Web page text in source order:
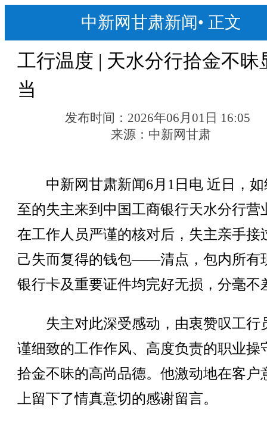
中新网甘肃新闻• 正文
工行温度 | 天水分行拾金不昧
当
发布时间： 2026年06月01日 16:05
来源： 中新网甘肃
中新网甘肃新闻6月1日电 近日，如
至的失主来到中国工商银行天水分行营
在工作人员严谨的核对后，失主亲手接
己失而复得的钱包——清点，包内所有
银行卡及重要证件均完好无损，分毫不
失主对此深受感动，由衷赞叹工行
谨细致的工作作风、高度负责的职业操
拾金不昧的高尚品德。他激动地在客户
上留下了情真意切的感谢留言。